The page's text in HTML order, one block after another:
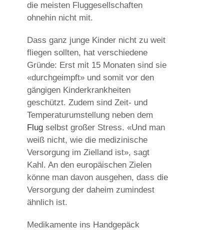
die meisten Fluggesellschaften
ohnehin nicht mit.
Dass ganz junge Kinder nicht zu weit
fliegen sollten, hat verschiedene
Gründe: Erst mit 15 Monaten sind sie
«durchgeimpft» und somit vor den
gängigen Kinderkrankheiten
geschützt. Zudem sind Zeit- und
Temperaturumstellung neben dem
Flug selbst großer Stress. «Und man
weiß nicht, wie die medizinische
Versorgung im Zielland ist», sagt
Kahl. An den europäischen Zielen
könne man davon ausgehen, dass die
Versorgung der daheim zumindest
ähnlich ist.
Medikamente ins Handgepäck